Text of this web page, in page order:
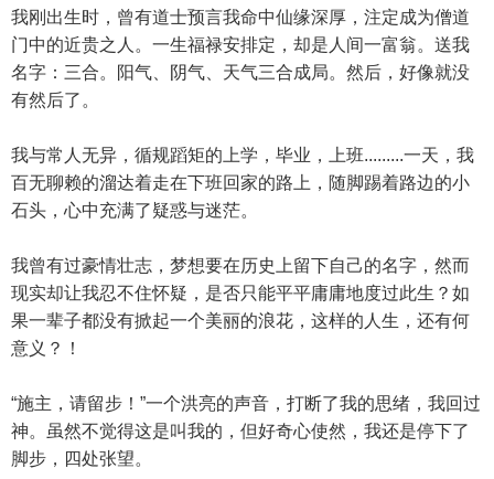
我刚出生时，曾有道士预言我命中仙缘深厚，注定成为僧道
门中的近贵之人。一生福禄安排定，却是人间一富翁。送我
名字：三合。阳气、阴气、天气三合成局。然后，好像就没
有然后了。
我与常人无异，循规蹈矩的上学，毕业，上班.........一天，我
百无聊赖的溜达着走在下班回家的路上，随脚踢着路边的小
石头，心中充满了疑惑与迷茫。
我曾有过豪情壮志，梦想要在历史上留下自己的名字，然而
现实却让我忍不住怀疑，是否只能平平庸庸地度过此生？如
果一辈子都没有掀起一个美丽的浪花，这样的人生，还有何
意义？！
“施主，请留步！”一个洪亮的声音，打断了我的思绪，我回过
神。虽然不觉得这是叫我的，但好奇心使然，我还是停下了
脚步，四处张望。